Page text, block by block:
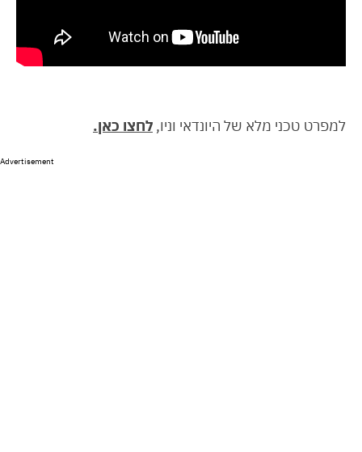
למפרט טכני מלא של היונדאי וניו, לחצו כאן.
Advertisement